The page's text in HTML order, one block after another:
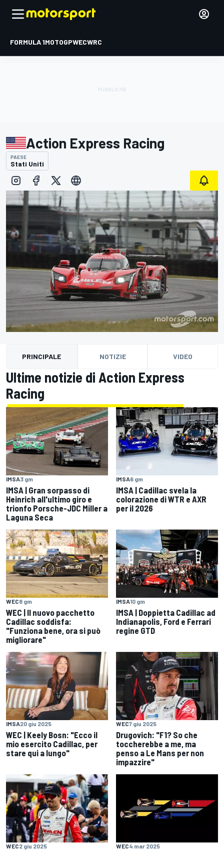
FORMULA 1MOTOGPWECWRC
Action Express Racing
PAESE
Stati Uniti
PRINCIPALE NOTIZIE VIDEO
Ultime notizie di Action Express
Racing
IMSA3 gm
IMSA | Gran sorpasso di
Heinrich all'ultimo giro e
trionfo Porsche-JDC Miller a
Laguna Seca
IMSA6 gm
IMSA | Cadillac svela la
colorazione di WTR e AXR
per il 2026
WEC8 gm
WEC | Il nuovo pacchetto
Cadillac soddisfa:
"Funziona bene, ora si può
migliorare"
IMSA10 gm
IMSA | Doppietta Cadillac ad
Indianapolis, Ford e Ferrari
regine GTD
IMSA20 giu 2025
WEC | Keely Bosn: "Ecco il
mio esercito Cadillac, per
stare qui a lungo"
WEC7 giu 2025
Drugovich: "F1? So che
toccherebbe a me, ma
penso a Le Mans per non
impazzire"
WEC2 giu 2025 WEC4 mar 2025